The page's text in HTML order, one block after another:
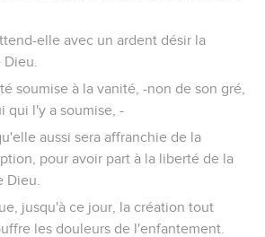
elle avec un ardent désir la
soumise à la vanité, -non de son gré,
qui l'y a soumise, -
aussi sera affranchie de la
pour avoir part à la liberté de la
Dieu.
jusqu'à ce jour, la création tout
les douleurs de l'enfantement.